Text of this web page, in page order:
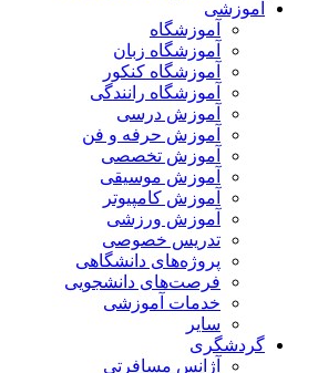
آموزشی
آموزشگاه
آموزشگاه زبان
آموزشگاه کنکور
آموزشگاه رانندگی
آموزش درسی
آموزش حرفه و فن
آموزش تخصصی
آموزش موسیقی
آموزش کامپیوتر
آموزش ورزشی
تدریس خصوصی
پروژه‌های دانشگاهی
فرصت‌های دانشجویی
خدمات آموزشی
سایر
گردشگری
آژانس مسافرتی